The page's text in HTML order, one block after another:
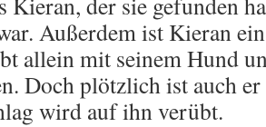
Außerdem ist Kieran
allein mit seinem Hund
Doch plötzlich ist auch
wird auf ihn verübt.